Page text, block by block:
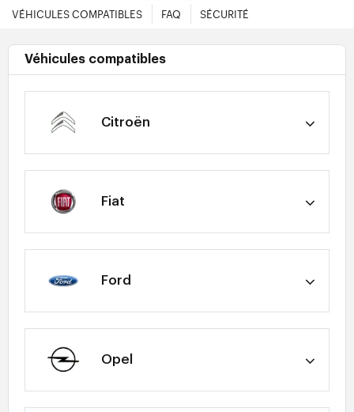
VÉHICULES COMPATIBLES FAQ SÉCURITÉ
Véhicules compatibles
Citroën
Fiat
Ford
Opel